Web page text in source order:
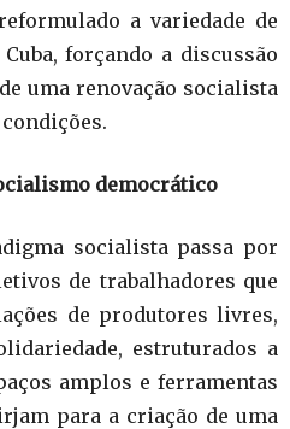
a variedade de
forçando a discussão
uma renovação socialista
democrático
socialista passa por
de trabalhadores que
de produtores livres,
estruturados a
amplos e ferramentas
para a criação de uma